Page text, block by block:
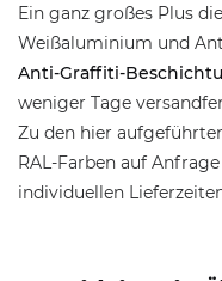
Ein ganz großes Plus
Weißaluminium und
Anti-Graffiti-
weniger Tage
Zu den hier
RAL-Farben auf
individuellen